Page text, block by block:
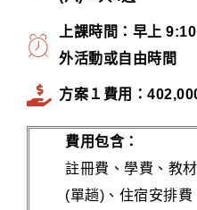
上課時間：早上
外活動或自由時間
方案１費用：
費用包含：
註冊費、學費、教
(單趟)、住宿安排